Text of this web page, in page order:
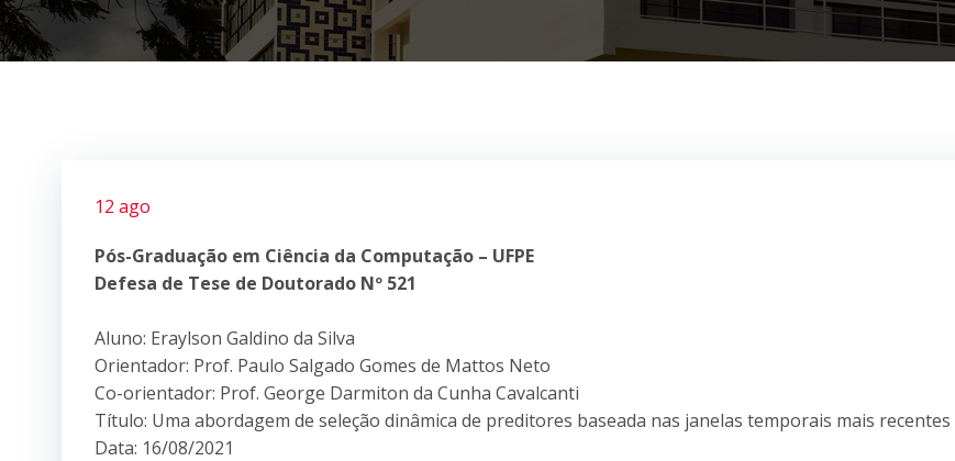
12 ago
Pós-Graduação em Ciência da Computação – UFPE
Defesa de Tese de Doutorado Nº 521
Aluno: Eraylson Galdino da Silva
Orientador: Prof. Paulo Salgado Gomes de Mattos Neto
Co-orientador: Prof. George Darmiton da Cunha Cavalcanti
Título: Uma abordagem de seleção dinâmica de preditores baseada nas janelas temporais mais recentes
Data: 16/08/2021